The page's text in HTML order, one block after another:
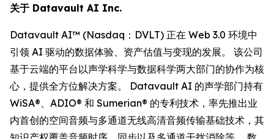
关于 Datavault AI Inc.
Datavault AI™ (Nasdaq：DVLT) 正在 Web 3.0 环境中
引领 AI 驱动的数据体验、资产估值与变现的发展。 该公司
基于云端的平台以声学科学与数据科学两大部门的协作为核
心，提供全方位解决方案。 Datavault AI 的声学部门持有
WiSA®、ADIO® 和 Sumerian® 的专利技术，率先推出业
内首创的空间音频与多通道无线高清音频传输基础技术，其